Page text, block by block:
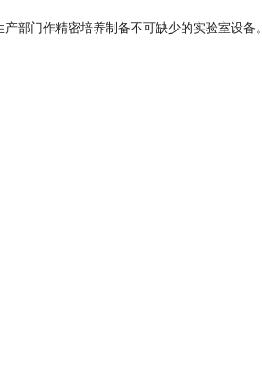
门作精密培养制备不可缺少的实验室设备。